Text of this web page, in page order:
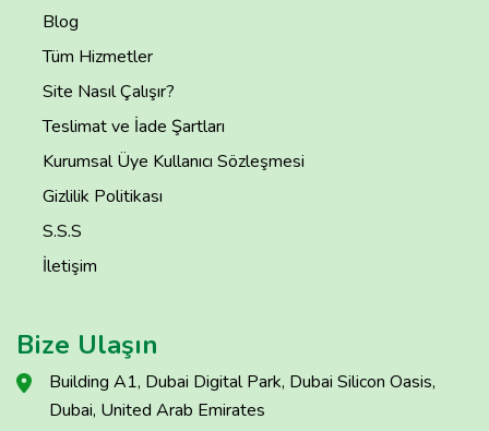
Blog
Tüm Hizmetler
Site Nasıl Çalışır?
Teslimat ve İade Şartları
Kurumsal Üye Kullanıcı Sözleşmesi
Gizlilik Politikası
S.S.S
İletişim
Bize Ulaşın
Building A1, Dubai Digital Park, Dubai Silicon Oasis,
Dubai, United Arab Emirates